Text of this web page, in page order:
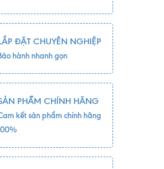
ĐẶT CHUYÊN NGHIỆP
hành nhanh gọn
PHẨM CHÍNH HÃNG
kết sản phẩm chính hãng